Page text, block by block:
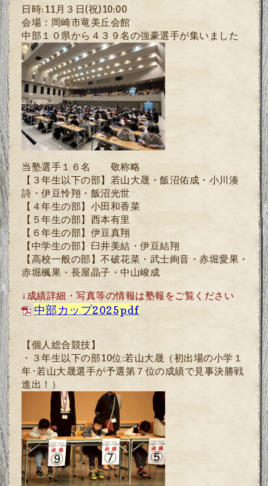
日時:11 月３日(祝)10:00
会場：岡崎市竜美丘会館
中部１０県から４３９名の強豪選手が集いました
当塾選手１６名 敬称略
【３年生以下の部】若山大晟・飯沼佑成・小川湊
詩・伊豆怜翔・飯沼光世
【４年生の部】小田和香菜
【５年生の部】西本有里
【６年生の部】伊豆真翔
【中学生の部】臼井美結・伊豆結翔
【高校一般の部】不破花菜・武士絢音・赤堀愛果・
赤堀楓果・長屋晶子・中山峻成
↓成績詳細・写真等の情報は塾報をご覧ください
中部カップ2025pdf
【個人総合競技】
・３年生以下の部10位:若山大晟（初出場の小学１
年･若山大晟選手が予選第７位の成績で見事決勝戦
進出！）